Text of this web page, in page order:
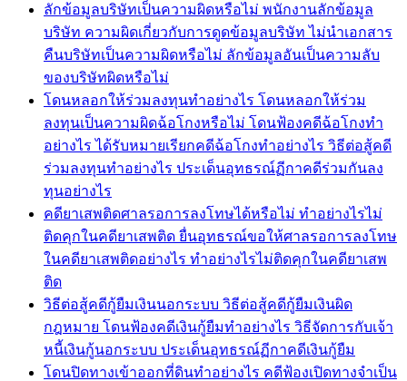
ลักข้อมูลบริษัทเป็นความผิดหรือไม่ พนักงานลักข้อมูล
บริษัท ความผิดเกี่ยวกับการดูดข้อมูลบริษัท ไม่นำเอกสาร
คืนบริษัทเป็นความผิดหรือไม่ ลักข้อมูลอันเป็นความลับ
ของบริษัทผิดหรือไม่
โดนหลอกให้ร่วมลงทุนทำอย่างไร โดนหลอกให้ร่วม
ลงทุนเป็นความผิดฉ้อโกงหรือไม่ โดนฟ้องคดีฉ้อโกงทำ
อย่างไร ได้รับหมายเรียกคดีฉ้อโกงทำอย่างไร วิธีต่อสู้คดี
ร่วมลงทุนทำอย่างไร ประเด็นอุทธรณ์ฏีกาคดีร่วมกันลง
ทุนอย่างไร
คดียาเสพติดศาลรอการลงโทษได้หรือไม่ ทำอย่างไรไม่
ติดคุกในคดียาเสพติด ยื่นอุทธรณ์ขอให้ศาลรอการลงโทษ
ในคดียาเสพติดอย่างไร ทำอย่างไรไม่ติดคุกในคดียาเสพ
ติด
วิธีต่อสู้คดีกู้ยืมเงินนอกระบบ วิธีต่อสู้คดีกู้ยืมเงินผิด
กฎหมาย โดนฟ้องคดีเงินกู้ยืมทำอย่างไร วิธีจัดการกับเจ้า
หนี้เงินกู้นอกระบบ ประเด็นอุทธรณ์ฏีกาคดีเงินกู้ยืม
โดนปิดทางเข้าออกที่ดินทำอย่างไร คดีฟ้องเปิดทางจำเป็น